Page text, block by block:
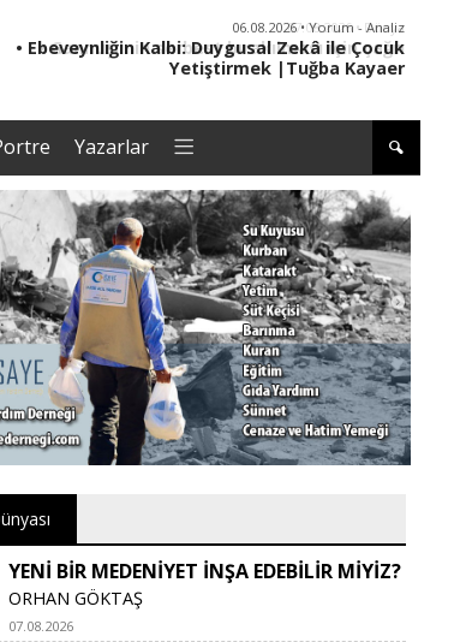
06.08.2026 • Yorum - Analiz
• Ebeveynliğin Kalbi: Duygusal Zekâ ile Çocuk
Yetiştirmek |Tuğba Kayaer
Yazarlar
YENİ BİR MEDENİYET İNŞA EDEBİLİR MİYİZ?
ORHAN GÖKTAŞ
07.08.2026